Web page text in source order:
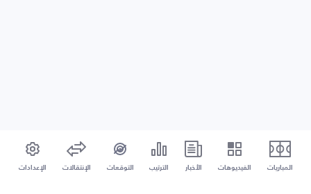
المباريات الفيديوهات الأخبار الترتيب التوقعات الإنتقالات الإعدادات